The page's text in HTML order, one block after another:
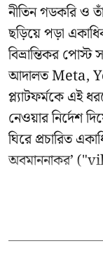
নীতিন গডকরি ও
ছড়িয়ে পড়া
বিভ্রান্তিকর পোস্ট
আদালত Meta,
প্ল্যাটফর্মকে এই
নেওয়ার নির্দেশ
ঘিরে প্রচারিত
অবমাননাকর’